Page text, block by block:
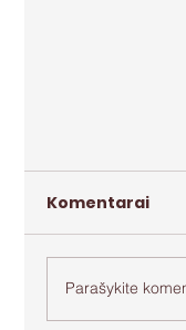
Apie
Komentarai
Parašykite